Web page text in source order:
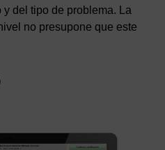
del tipo de problema. La
no presupone que este